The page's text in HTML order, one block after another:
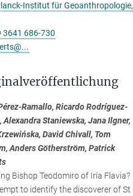
Institut für Geoanthropologie,
3641 686-730
Ramallo, Ricardo Rodríguez-
Alexandra Staniewska, Jana Ilgner,
, David Chivall, Tom
Anders Götherström, Patrick
Bishop Teodomiro of Iría Flavia?
to identify the discoverer of St